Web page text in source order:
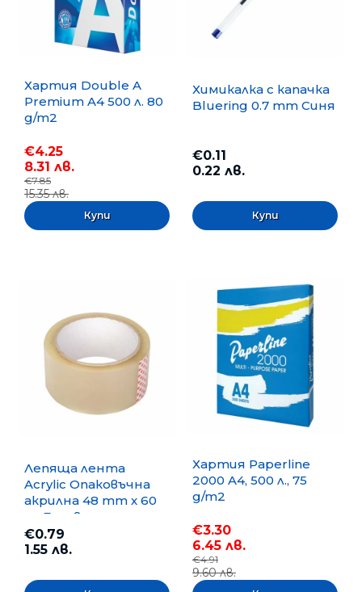
Хартия Double A
Premium A4 500 л. 80
g/m2
€4.25
8.31 лв.
€7.85
15.35 лв.
Химикалка с капачка
Bluering 0.7 mm Синя
€0.11
0.22 лв.
Лепяща лента
Acrylic Опаковъчна
акрилна 48 mm x 60
m, Безцветна
€0.79
1.55 лв.
Хартия Paperline
2000 A4, 500 л., 75
g/m2
€3.30
6.45 лв.
€4.91
9.60 лв.